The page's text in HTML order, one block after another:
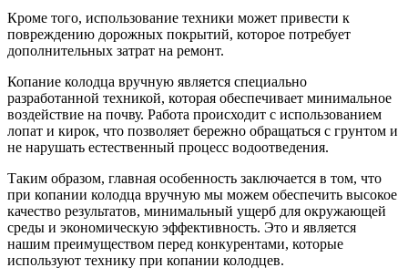
Кроме того, использование техники может привести к
повреждению дорожных покрытий, которое потребует
дополнительных затрат на ремонт.
Копание колодца вручную является специально
разработанной техникой, которая обеспечивает минимальное
воздействие на почву. Работа происходит с использованием
лопат и кирок, что позволяет бережно обращаться с грунтом и
не нарушать естественный процесс водоотведения.
Таким образом, главная особенность заключается в том, что
при копании колодца вручную мы можем обеспечить высокое
качество результатов, минимальный ущерб для окружающей
среды и экономическую эффективность. Это и является
нашим преимуществом перед конкурентами, которые
используют технику при копании колодцев.